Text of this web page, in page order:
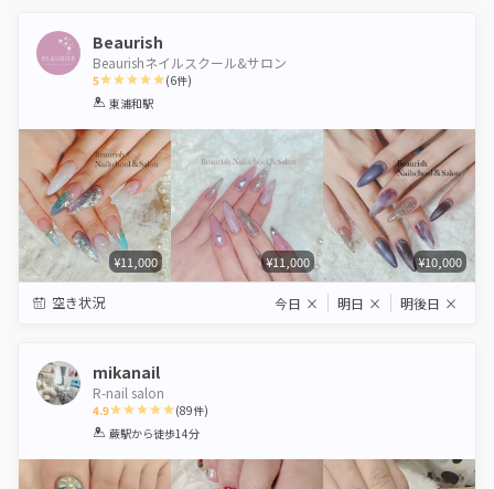
Beaurish
Beaurishネイルスクール&サロン
5
1 2 3 4 5
(6件)
東浦和駅
¥11,000 ¥11,000 ¥10,000
空き状況 今日 × 明日 × 明後日 ×
mikanail
R-nail salon
4.9
1 2 3 4 5
(89件)
蕨駅から徒歩14分